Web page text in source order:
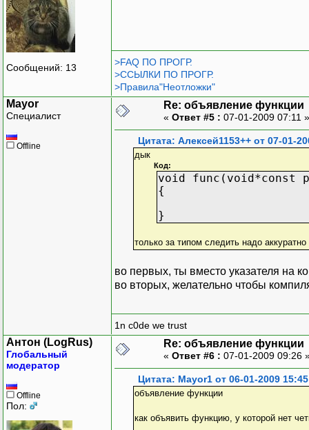
Сообщений: 13
>FAQ ПО ПРОГР.
>ССЫЛКИ ПО ПРОГР.
>Правила"Неотложки"
Mayor
Специалист
Offline
Re: объявление функции
« Ответ #5 : 07-01-2009 07:11
Цитата: Алексей1153++ от 07-01-
дык
Код:
void func(void*const
{
}
только за типом следить надо
во первых, ты вместо указателя на
во вторых, желательно чтобы
1n c0de we trust
Антон (LogRus)
Глобальный
модератор
Offline
Пол:
Re: объявление функции
« Ответ #6 : 07-01-2009 09:26
Цитата: Mayor1 от 06-01-2009 15:45
объявление функции
как объявить функцию, у которой нет